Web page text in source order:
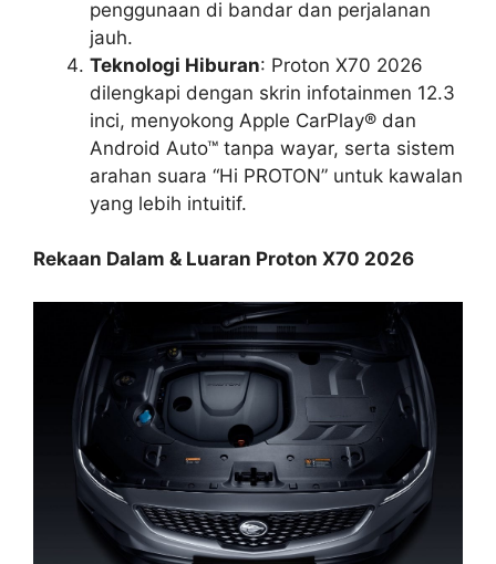
penggunaan di bandar dan perjalanan
jauh.
Teknologi Hiburan: Proton X70 2026
dilengkapi dengan skrin infotainmen 12.3
inci, menyokong Apple CarPlay® dan
Android Auto™ tanpa wayar, serta sistem
arahan suara “Hi PROTON” untuk kawalan
yang lebih intuitif.
Rekaan Dalam & Luaran Proton X70 2026